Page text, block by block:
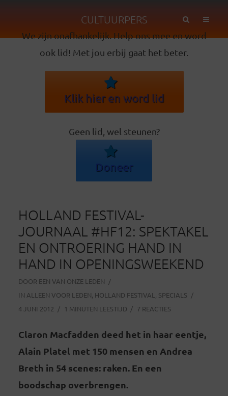
CULTUURPERS
We zijn onafhankelijk. Help ons mee en word
ook lid! Met jou erbij gaat het beter.
Klik hier en word lid
Geen lid, wel steunen?
Doneer
HOLLAND FESTIVAL-
JOURNAAL #HF12: SPEKTAKEL
EN ONTROERING HAND IN
HAND IN OPENINGSWEEKEND
DOOR EEN VAN ONZE LEDEN
IN ALLEEN VOOR LEDEN, HOLLAND FESTIVAL , SPECIALS
4 JUNI 2012
1 MINUTEN LEESTIJD 7 REACTIES
Claron Macfadden deed het in haar eentje,
Alain Platel met 150 mensen en Andrea
Breth in 54 scenes: raken. En een
boodschap overbrengen.